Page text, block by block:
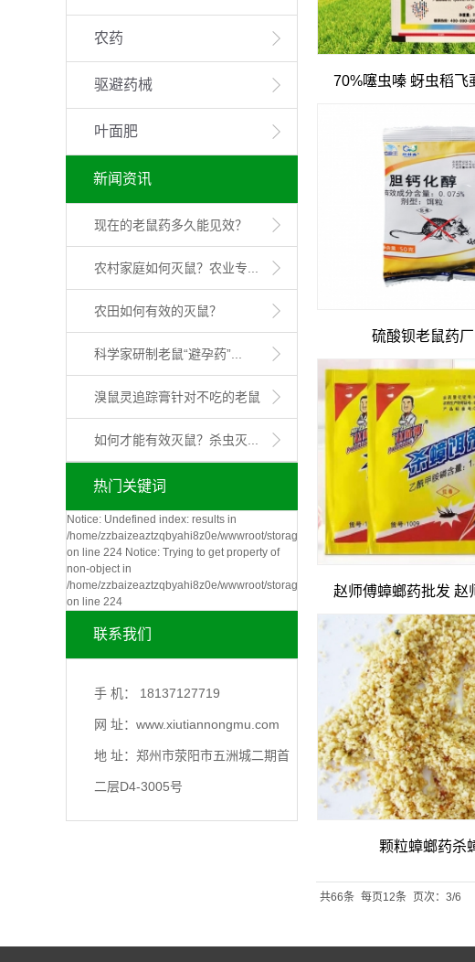
农药
驱避药械
叶面肥
新闻资讯
现在的老鼠药多久能见效？
农村家庭如何灭鼠？农业专...
农田如何有效的灭鼠？
科学家研制老鼠“避孕药”...
溴鼠灵追踪膏针对不吃的老鼠
如何才能有效灭鼠？杀虫灭...
热门关键词
Notice: Undefined index: results in
/home/zzbaizeaztzqbyahi8z0e/wwwroot/storage/_compiled/
on line 224 Notice: Trying to get property of
non-object in
/home/zzbaizeaztzqbyahi8z0e/wwwroot/storage/_compiled/
on line 224
联系我们
手 机： 18137127719
网 址：www.xiutiannongmu.com
地 址：郑州市荥阳市五洲城二期首
二层D4-3005号
70%噻虫嗪 蚜虫稻飞
硫酸钡老鼠药
赵师傅蟑螂药批发 赵
颗粒蟑螂药杀
共66条 每页12条 页次：3/6